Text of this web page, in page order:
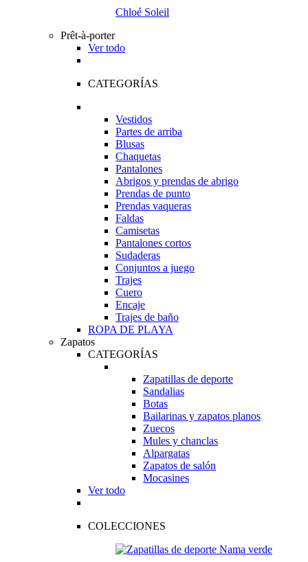
Chloé Soleil
Prêt-à-porter
Ver todo
CATEGORÍAS
Vestidos
Partes de arriba
Blusas
Chaquetas
Pantalones
Abrigos y prendas de abrigo
Prendas de punto
Prendas vaqueras
Faldas
Camisetas
Pantalones cortos
Sudaderas
Conjuntos a juego
Trajes
Cuero
Encaje
Trajes de baño
ROPA DE PLAYA
Zapatos
CATEGORÍAS
Zapatillas de deporte
Sandalias
Botas
Bailarinas y zapatos planos
Zuecos
Mules y chanclas
Alpargatas
Zapatos de salón
Mocasines
Ver todo
COLECCIONES